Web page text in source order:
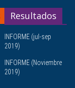
Resultados
INFORME (jul-sep
2019)
INFORME (Noviembre
2019)